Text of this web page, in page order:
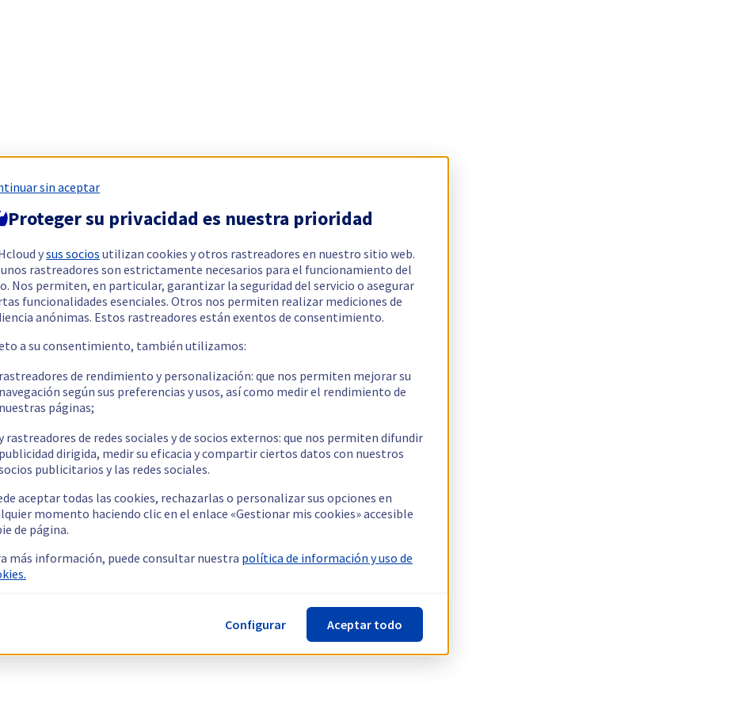
sin aceptar
Proteger su privacidad es nuestra prioridad
ysus socios utilizan cookies y otros rastreadores en nuestro sitio web.
rastreadores son estrictamente necesarios para el funcionamiento del
Nos permiten, en particular, garantizar la seguridad del servicio o asegurar
funcionalidades esenciales. Otros nos permiten realizar mediciones de
anónimas. Estos rastreadores están exentos de consentimiento.
a su consentimiento, también utilizamos:
rastreadores de rendimiento y personalización: que nos permiten mejorar su
navegación según sus preferencias y usos, así como medir el rendimiento de
nuestras páginas;
rastreadores de redes sociales y de socios externos: que nos permiten difundir
publicidad dirigida, medir su eficacia y compartir ciertos datos con nuestros
publicitarios y las redes sociales.
aceptar todas las cookies, rechazarlas o personalizar sus opciones en
momento haciendo clic en el enlace «Gestionar mis cookies» accesible
de página.
más información, puede consultar nuestra política de información y uso de
Configurar Aceptar todo